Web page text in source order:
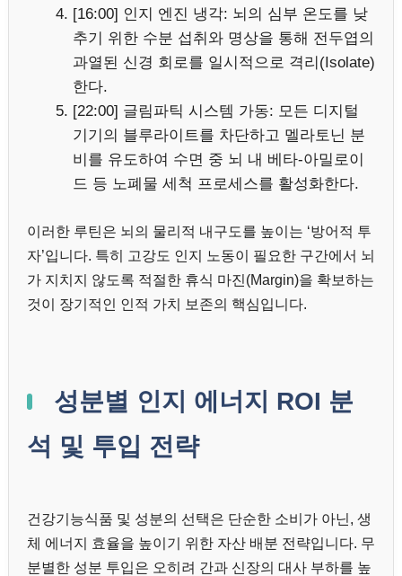
[16:00] 인지 엔진 냉각: 뇌의 심부 온도를 낮
추기 위한 수분 섭취와 명상을 통해 전두엽의
과열된 신경 회로를 일시적으로 격리(Isolate)
한다.
[22:00] 글림파틱 시스템 가동: 모든 디지털
기기의 블루라이트를 차단하고 멜라토닌 분
비를 유도하여 수면 중 뇌 내 베타-아밀로이
드 등 노폐물 세척 프로세스를 활성화한다.
이러한 루틴은 뇌의 물리적 내구도를 높이는 ‘방어적 투
자’입니다. 특히 고강도 인지 노동이 필요한 구간에서 뇌
가 지치지 않도록 적절한 휴식 마진(Margin)을 확보하는
것이 장기적인 인적 가치 보존의 핵심입니다.
성분별 인지 에너지 ROI 분
석 및 투입 전략
건강기능식품 및 성분의 선택은 단순한 소비가 아닌, 생
체 에너지 효율을 높이기 위한 자산 배분 전략입니다. 무
분별한 성분 투입은 오히려 간과 신장의 대사 부하를 높